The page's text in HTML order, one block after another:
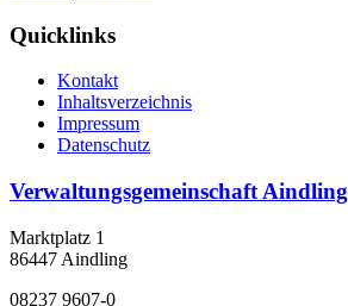
Quicklinks
Kontakt
Inhaltsverzeichnis
Impressum
Datenschutz
Verwaltungsgemeinschaft Aindling
Marktplatz 1
86447 Aindling
08237 9607-0